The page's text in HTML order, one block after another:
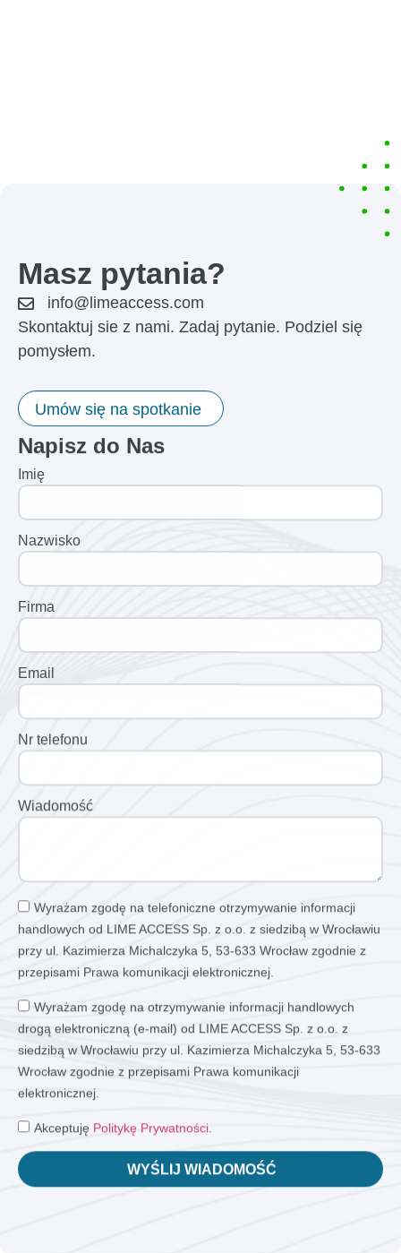
Masz pytania?
info@limeaccess.com
Skontaktuj sie z nami. Zadaj pytanie. Podziel się
pomysłem.
Umów się na spotkanie
Napisz do Nas
Imię
Nazwisko
Firma
Email
Nr telefonu
Wiadomość
Wyrażam zgodę na telefoniczne otrzymywanie informacji
handlowych od LIME ACCESS Sp. z o.o. z siedzibą w Wrocławiu
przy ul. Kazimierza Michalczyka 5, 53-633 Wrocław zgodnie z
przepisami Prawa komunikacji elektronicznej.
Wyrażam zgodę na otrzymywanie informacji handlowych
drogą elektroniczną (e-mail) od LIME ACCESS Sp. z o.o. z
siedzibą w Wrocławiu przy ul. Kazimierza Michalczyka 5, 53-633
Wrocław zgodnie z przepisami Prawa komunikacji
elektronicznej.
Akceptuję Politykę Prywatności
WYŚLIJ WIADOMOŚĆ